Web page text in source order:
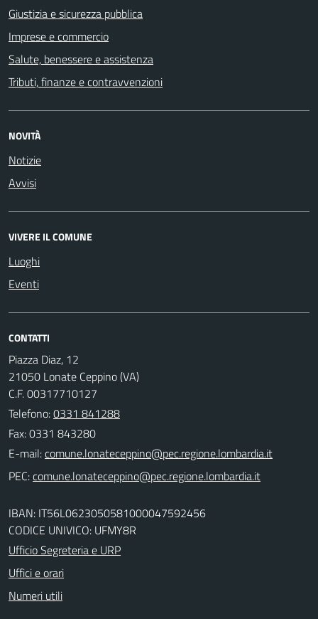
Giustizia e sicurezza pubblica
Imprese e commercio
Salute, benessere e assistenza
Tributi, finanze e contravvenzioni
NOVITÀ
Notizie
Avvisi
VIVERE IL COMUNE
Luoghi
Eventi
CONTATTI
Piazza Diaz, 12
21050 Lonate Ceppino (VA)
C.F. 00317710127
Telefono:0331 841288
Fax: 0331 843280
E-mail:
PEC:
IBAN: IT56L0623050581000047592456
CODICE UNIVICO: UFMY8R
Ufficio Segreteria e URP
Uffici e orari
Numeri utili